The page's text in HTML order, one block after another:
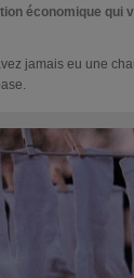
économique
jamais eu une